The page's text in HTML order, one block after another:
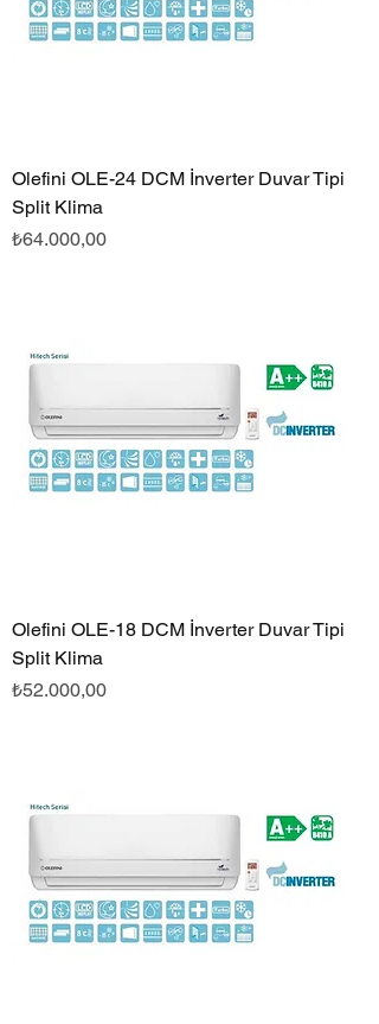
Olefini OLE-24 DCM İnverter Duvar Tipi
Split Klima
Fiyat
₺64.000,00
Olefini OLE-18 DCM İnverter Duvar Tipi
Split Klima
Fiyat
₺52.000,00